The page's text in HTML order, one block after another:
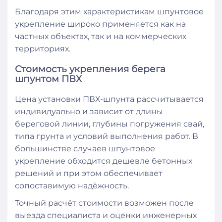
Благодаря этим характеристикам шпунтовое
укрепление широко применяется как на
частных объектах, так и на коммерческих
территориях.
Стоимость укрепления берега
шпунтом ПВХ
Цена установки ПВХ-шпунта рассчитывается
индивидуально и зависит от длины
береговой линии, глубины погружения свай,
типа грунта и условий выполнения работ. В
большинстве случаев шпунтовое
укрепление обходится дешевле бетонных
решений и при этом обеспечивает
сопоставимую надёжность.
Точный расчёт стоимости возможен после
выезда специалиста и оценки инженерных